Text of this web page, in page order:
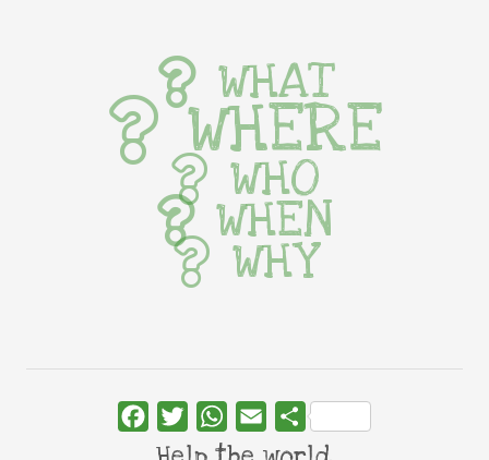
WHAT
WHERE
WHO
WHEN
WHY
FacebookTwitterWhatsApp
Email Share